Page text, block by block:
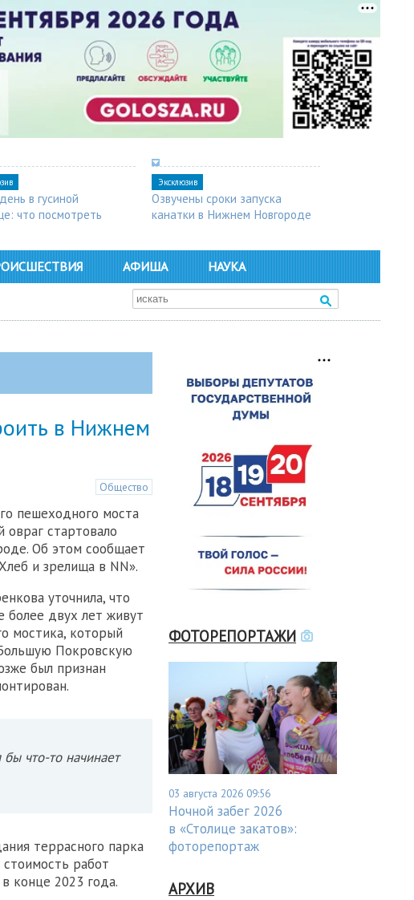
в гусиной
что посмотреть
Эксклюзив
Озвучены сроки запуска
канатки в Нижнем Новгороде
АФИША НАУКА
в Нижнем
Общество
пешеходного моста
овраг стартовало
Об этом сообщает
и зрелища в NN».
уточнила, что
более двух лет живут
мостика, который
Покровскую
был признан
что-то начинает
террасного парка
работ
конце 2023 года.
ФОТОРЕПОРТАЖИ
03 августа 2026 09:56
Ночной забег 2026
в «Столице закатов»:
фоторепортаж
АРХИВ